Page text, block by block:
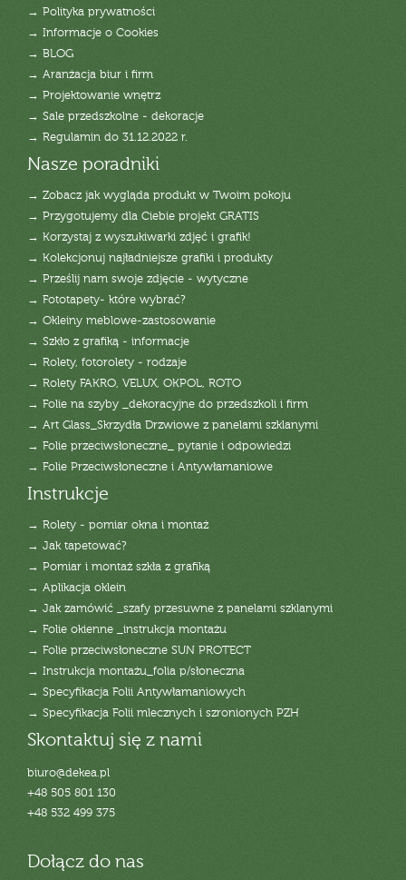
→ Polityka prywatności
→ Informacje o Cookies
→ BLOG
→ Aranżacja biur i firm
→ Projektowanie wnętrz
→ Sale przedszkolne - dekoracje
→ Regulamin do 31.12.2022 r.
Nasze poradniki
→ Zobacz jak wygląda produkt w Twoim pokoju
→ Przygotujemy dla Ciebie projekt GRATIS
→ Korzystaj z wyszukiwarki zdjęć i grafik!
→ Kolekcjonuj najładniejsze grafiki i produkty
→ Prześlij nam swoje zdjęcie - wytyczne
→ Fototapety- które wybrać?
→ Okleiny meblowe-zastosowanie
→ Szkło z grafiką - informacje
→ Rolety, fotorolety - rodzaje
→ Rolety FAKRO, VELUX, OKPOL, ROTO
→ Folie na szyby _dekoracyjne do przedszkoli i firm
→ Art Glass_Skrzydła Drzwiowe z panelami szklanymi
→ Folie przeciwsłoneczne_ pytanie i odpowiedzi
→ Folie Przeciwsłoneczne i Antywłamaniowe
Instrukcje
→ Rolety - pomiar okna i montaż
→ Jak tapetować?
→ Pomiar i montaż szkła z grafiką
→ Aplikacja oklein
→ Jak zamówić _szafy przesuwne z panelami szklanymi
→ Folie okienne _instrukcja montażu
→ Folie przeciwsłoneczne SUN PROTECT
→ Instrukcja montażu_folia p/słoneczna
→ Specyfikacja Folii Antywłamaniowych
→ Specyfikacja Folii mlecznych i szronionych PZH
Skontaktuj się z nami
biuro@dekea.pl
+48 505 801 130
+48 532 499 375
Dołącz do nas